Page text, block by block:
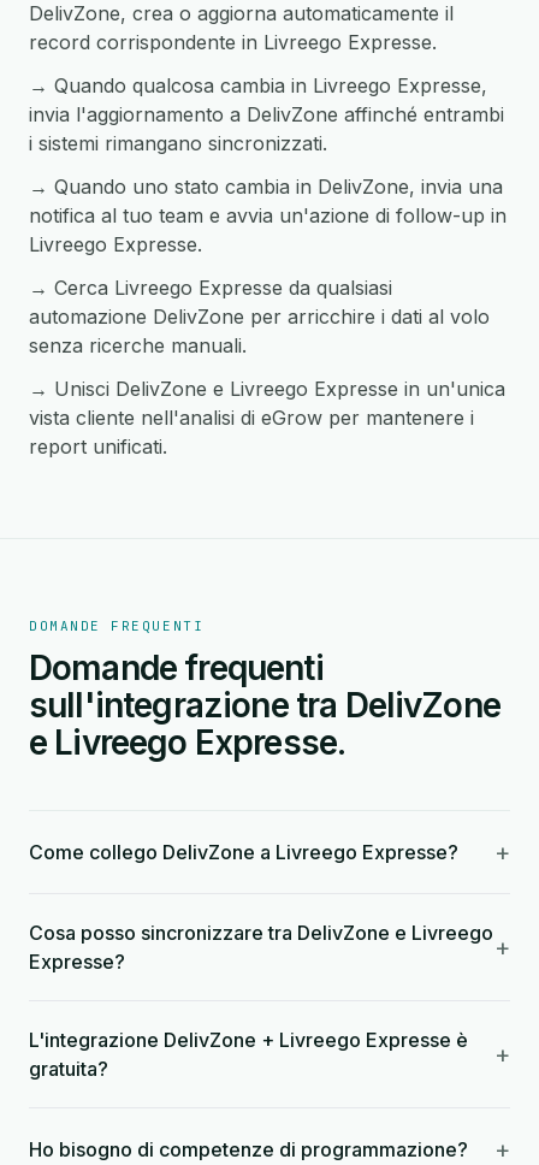
DelivZone, crea o aggiorna automaticamente il
record corrispondente in Livreego Expresse.
→ Quando qualcosa cambia in Livreego Expresse,
invia l'aggiornamento a DelivZone affinché entrambi
i sistemi rimangano sincronizzati.
→ Quando uno stato cambia in DelivZone, invia una
notifica al tuo team e avvia un'azione di follow-up in
Livreego Expresse.
→ Cerca Livreego Expresse da qualsiasi
automazione DelivZone per arricchire i dati al volo
senza ricerche manuali.
→ Unisci DelivZone e Livreego Expresse in un'unica
vista cliente nell'analisi di eGrow per mantenere i
report unificati.
DOMANDE FREQUENTI
Domande frequenti
sull'integrazione tra DelivZone
e Livreego Expresse.
Come collego DelivZone a Livreego Expresse? +
Cosa posso sincronizzare tra DelivZone e Livreego
Expresse?
+
L'integrazione DelivZone + Livreego Expresse è
gratuita?
+
Ho bisogno di competenze di programmazione? +